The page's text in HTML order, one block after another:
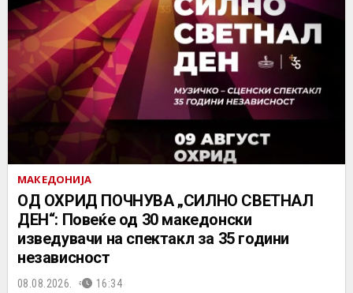
МАКЕДОНИЈА
ОД ОХРИД ПОЧНУВА „СИЛНО СВЕТНАЛ
ДЕН“: Повеќе од 30 македонски
изведувачи на спектакл за 35 години
независност
08.08.2026. 16:34